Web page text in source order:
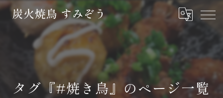
タグ『#焼き鳥』のページ一覧